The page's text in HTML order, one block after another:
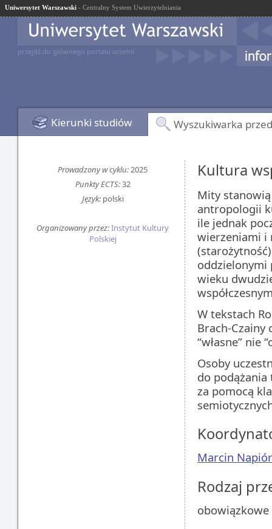
Uniwersytet Warszawski - Centralny System Uwierzytelniania
przejdź do głównego portalu uczelni
Kierunki studiów Wyszukiwarka
Prowadzony w cyklu:2025
Punkty ECTS:32
Język:polski
Organizowany przez:Instytut Kultury
Polskiej
Kultura
Mity
antropologii
ile jednak
wierzeniami i
oddzielonymi
wieku
W tekstach
Brach-Czainy
“własne” nie
Osoby
do
za pomocą
Marcin
Rodzaj
obowiązkowe